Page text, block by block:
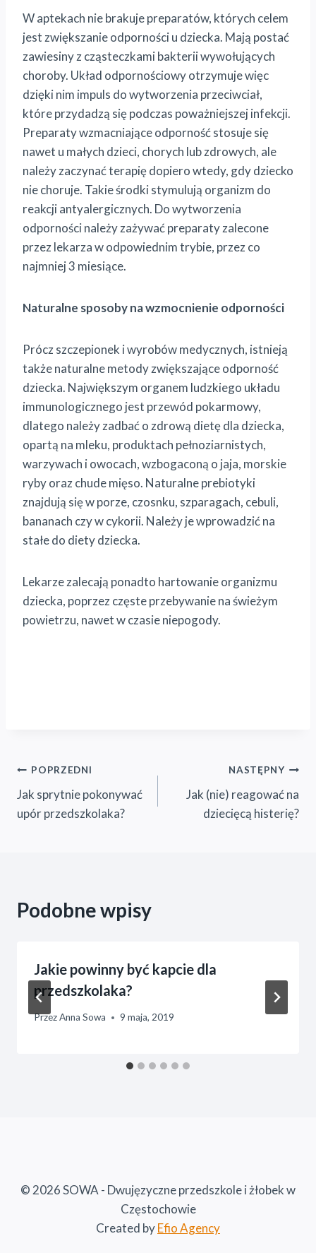
W aptekach nie brakuje preparatów, których celem
jest zwiększanie odporności u dziecka. Mają postać
zawiesiny z cząsteczkami bakterii wywołujących
choroby. Układ odpornościowy otrzymuje więc
dzięki nim impuls do wytworzenia przeciwciał,
które przydadzą się podczas poważniejszej infekcji.
Preparaty wzmacniające odporność stosuje się
nawet u małych dzieci, chorych lub zdrowych, ale
należy zaczynać terapię dopiero wtedy, gdy dziecko
nie choruje. Takie środki stymulują organizm do
reakcji antyalergicznych. Do wytworzenia
odporności należy zażywać preparaty zalecone
przez lekarza w odpowiednim trybie, przez co
najmniej 3 miesiące.
Naturalne sposoby na wzmocnienie odporności
Prócz szczepionek i wyrobów medycznych, istnieją
także naturalne metody zwiększające odporność
dziecka. Największym organem ludzkiego układu
immunologicznego jest przewód pokarmowy,
dlatego należy zadbać o zdrową dietę dla dziecka,
opartą na mleku, produktach pełnoziarnistych,
warzywach i owocach, wzbogaconą o jaja, morskie
ryby oraz chude mięso. Naturalne prebiotyki
znajdują się w porze, czosnku, szparagach, cebuli,
bananach czy w cykorii. Należy je wprowadzić na
stałe do diety dziecka.
Lekarze zalecają ponadto hartowanie organizmu
dziecka, poprzez częste przebywanie na świeżym
powietrzu, nawet w czasie niepogody.
Nawigacja
wpisu
POPRZEDNI
Jak sprytnie pokonywać
upór przedszkolaka?
NASTĘPNY
Jak (nie) reagować na
dziecięcą histerię?
Podobne wpisy
Jakie powinny być kapcie dla
przedszkolaka?
PrzezAnna Sowa 9 maja, 2019
© 2026 SOWA - Dwujęzyczne przedszkole i żłobek w
Częstochowie
Created byEfio Agency